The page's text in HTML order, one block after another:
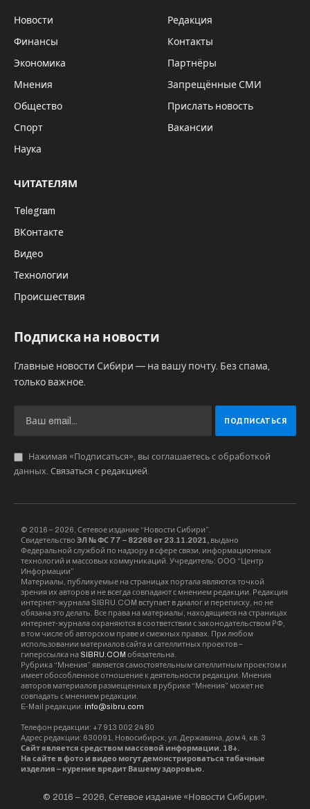
Новости
Финансы
Экономика
Мнения
Общество
Спорт
Наука
Редакция
Контакты
Партнёры
Запрещённые СМИ
Прислать новость
Вакансии
ЧИТАТЕЛЯМ
Telegram
ВКонтакте
Видео
Технологии
Происшествия
Подписка на новости
Главные новости Сибири — на вашу почту. Без спама,
только важное.
Нажимая «Подписаться», вы соглашаетесь с обработкой
данных. Связаться с редакцией.
© 2016 – 2026, Сетевое издание “Новости Сибири”.
Свидетельство ЭЛ № ФС 77 – 82268 от 23.11.2021, выдано
Федеральной службой по надзору в сфере связи, информационных
технологий и массовых коммуникаций. Учредитель: ООО “Центр
Информации”
Материалы, публикуемые на страницах портала являются точкой
зрения их авторов и не всегда совпадают с мнением редакции. Редакция
интернет-журнала SIBRU.COM вступает в диалог и переписку, но не
обязана это делать. Все права на материалы, находящиеся на страницах
интернет-журнала охраняются в соответствии с законодательством РФ,
в том числе об авторском праве и смежных правах. При любом
использовании материалов сайта и сателлитных проектов –
гиперссылка на SIBRU.COM обязательна.
Рубрика “Мнения” является самостоятельным сателлитным проектом и
имеет обособленное отношение к деятельности редакции. Мнения
авторов материалов размещенных в рубрике “Мнения” может не
совпадать с мнением редакции.
E-Mail редакции: info@sibru.com
Телефон редакции: +7 913 002 24 80
Адрес редакции: 630091, Новосибирск, ул. Державина, дом 4, кв. 3
Сайт является средством массовой информации. 18+.
На сайте в фото и видео могут демонстрироваться табачные
изделия – курение вредит Вашему здоровью.
© 2016 – 2026, Сетевое издание «Новости Сибири».